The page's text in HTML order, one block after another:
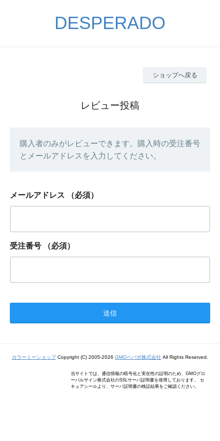
DESPERADO
ショップへ戻る
レビュー投稿
購入者のみがレビューできます。購入時の受注番号
とメールアドレスを入力してください。
メールアドレス （必須）
受注番号 （必須）
カラーミーショップCopyright (C) 2005-2026 GMOペパボ株式会社 All Rights Reserved.
当サイトでは、通信情報の暗号化と実在性の証明のため、GMOグロ
ーバルサイン株式会社のSSLサーバ証明書を使用しております。 セ
キュアシールより、サーバ証明書の検証結果をご確認ください。